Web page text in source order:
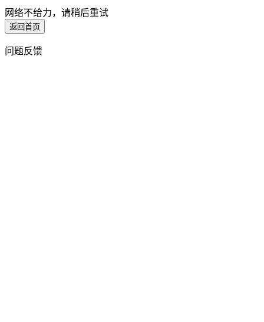
网络不给力，请稍后重试
返回首页
问题反馈